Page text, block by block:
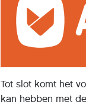
Tot slot komt het
kan hebben met